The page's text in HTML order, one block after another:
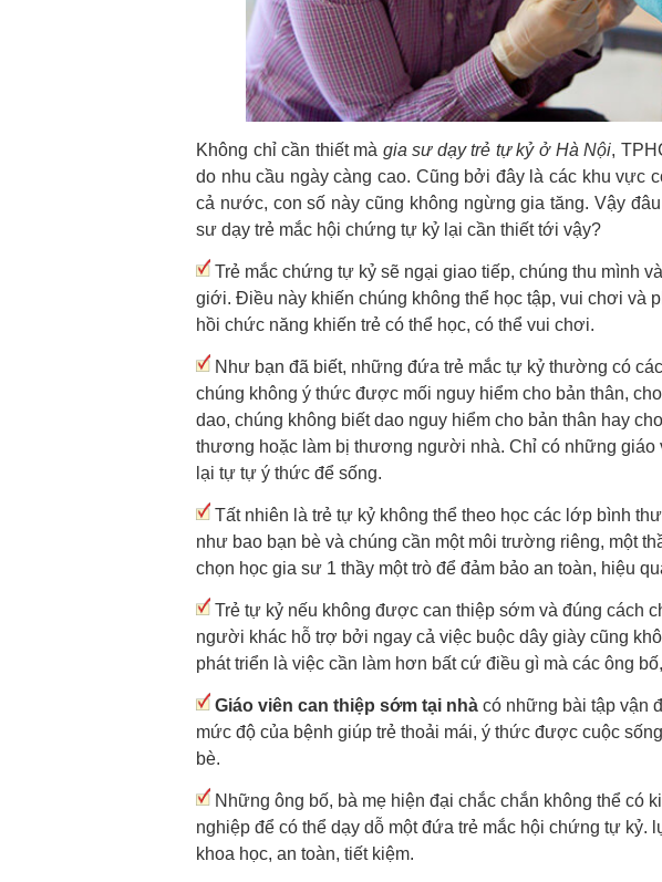
Không chỉ cần thiết mà gia sư dạy trẻ tự kỷ ở Hà Nội,
do nhu cầu ngày càng cao. Cũng bởi đây là các khu vực
cả nước, con số này cũng không ngừng gia tăng. Vậy
sư dạy trẻ mắc hội chứng tự kỷ lại cần thiết tới vậy?
Trẻ mắc chứng tự kỷ sẽ ngại giao tiếp, chúng thu mình
giới. Điều này khiến chúng không thể học tập, vui chơi và
hồi chức năng khiến trẻ có thể học, có thể vui chơi.
Như bạn đã biết, những đứa trẻ mắc tự kỷ thường có
chúng không ý thức được mối nguy hiểm cho bản thân,
dao, chúng không biết dao nguy hiểm cho bản thân hay
thương hoặc làm bị thương người nhà. Chỉ có những giáo
lại tự tự ý thức để sống.
Tất nhiên là trẻ tự kỷ không thể theo học các lớp bình
như bao bạn bè và chúng cần một môi trường riêng, một
chọn học gia sư 1 thầy một trò để đảm bảo an toàn, hiệu
Trẻ tự kỷ nếu không được can thiệp sớm và đúng cách
người khác hỗ trợ bởi ngay cả việc buộc dây giày cũng
phát triển là việc cần làm hơn bất cứ điều gì mà các ông
Giáo viên can thiệp sớm tại nhà có những bài tập vận
mức độ của bệnh giúp trẻ thoải mái, ý thức được cuộc
bè.
Những ông bố, bà mẹ hiện đại chắc chắn không thể có
nghiệp để có thể dạy dỗ một đứa trẻ mắc hội chứng tự kỷ.
khoa học, an toàn, tiết kiệm.